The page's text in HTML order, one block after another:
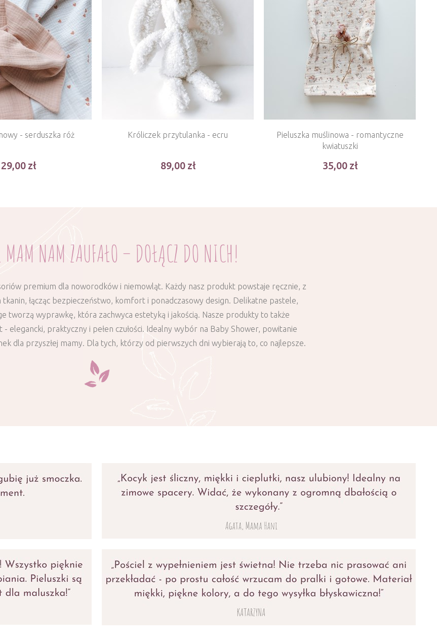
- serduszka róż Króliczek przytulanka - ecru
89,00
Pieluszka muślinowa - romantyczne
kwiatuszki
35,00
MAM NAM ZAUFAŁO – DOŁĄCZ DO NICH!
premium dla noworodków i niemowląt. Każdy nasz produkt powstaje ręcznie, z
łącząc bezpieczeństwo, komfort i ponadczasowy design. Delikatne pastele,
tworzą wyprawkę, która zachwyca estetyką i jakością. Nasze produkty to także
- elegancki, praktyczny i pełen czułości. Idealny wybór na Baby Shower, powitanie
dla przyszłej mamy. Dla tych, którzy od pierwszych dni wybierają to, co najlepsze.